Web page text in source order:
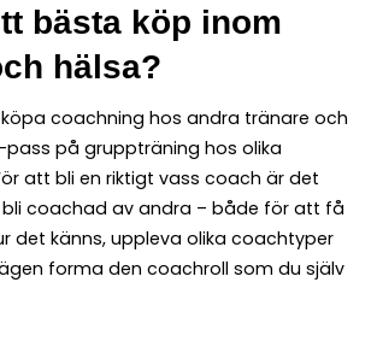
bästa köp inom
hälsa?
coachning hos andra tränare och
på gruppträning hos olika
att bli en riktigt vass coach är det
coachad av andra – både för att få
det känns, uppleva olika coachtyper
forma den coachroll som du själv